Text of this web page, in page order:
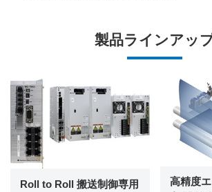
製品ラインアッ
Roll to Roll 搬送制御専用
高精度